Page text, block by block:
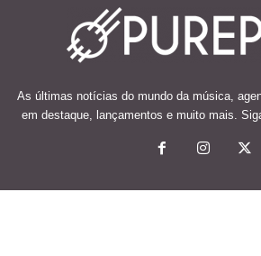
As últimas notícias do mundo da música,
em destaque, lançamentos e muito mais.